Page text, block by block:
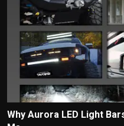
Why Aurora LED Light